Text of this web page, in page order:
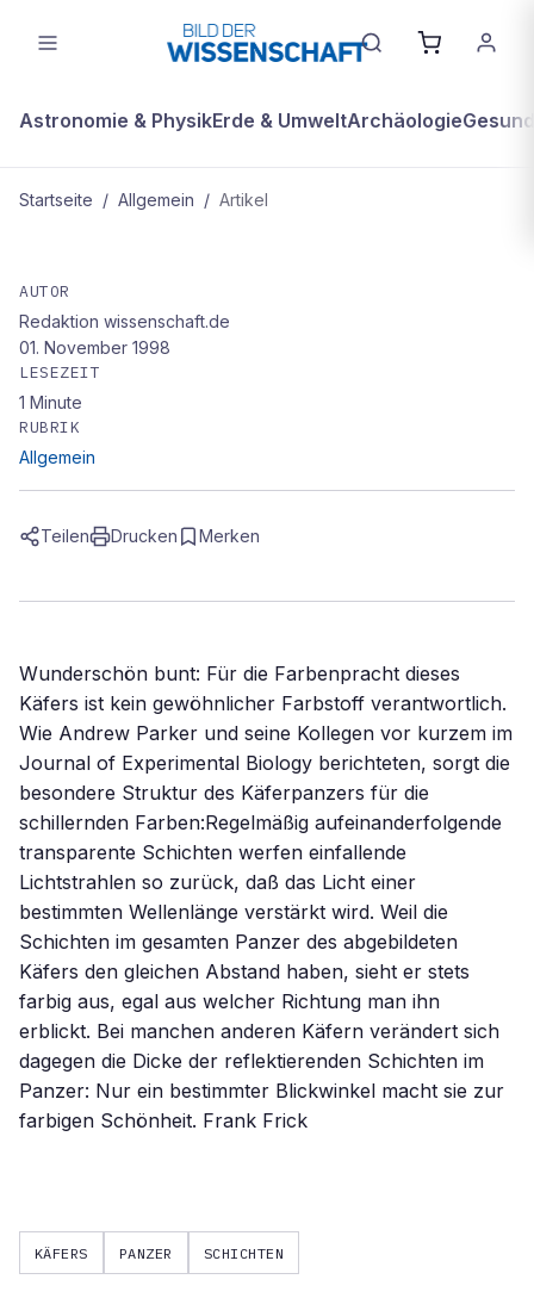
Astronomie & PhysikErde & UmweltArchäologie
Startseite / Allgemein / Artikel
Bild des Monats
AUTOR
Redaktion wissenschaft.de
01. November 1998
LESEZEIT
1 Minute
RUBRIK
Allgemein
Teilen Drucken Merken
Wunderschön bunt: Für die Farbenpracht dieses
Käfers ist kein gewöhnlicher Farbstoff verantwortlich.
Wie Andrew Parker und seine Kollegen vor kurzem im
Journal of Experimental Biology berichteten, sorgt die
besondere Struktur des Käferpanzers für die
schillernden Farben:Regelmäßig aufeinanderfolgende
transparente Schichten werfen einfallende
Lichtstrahlen so zurück, daß das Licht einer
bestimmten Wellenlänge verstärkt wird. Weil die
Schichten im gesamten Panzer des abgebildeten
Käfers den gleichen Abstand haben, sieht er stets
farbig aus, egal aus welcher Richtung man ihn
erblickt. Bei manchen anderen Käfern verändert sich
dagegen die Dicke der reflektierenden Schichten im
Panzer: Nur ein bestimmter Blickwinkel macht sie zur
farbigen Schönheit. Frank Frick
KÄFERS PANZER SCHICHTEN